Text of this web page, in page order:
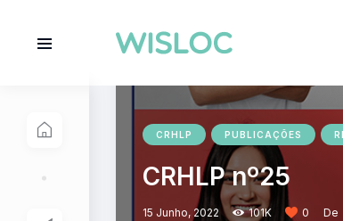
CRHLP PUBLICAÇÕES
CRHLP nº25
15 Junho, 2022 101K 0 De